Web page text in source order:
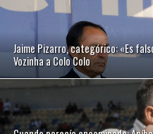
Jaime Pizarro, categórico: «Es
Vozinha a Colo Colo